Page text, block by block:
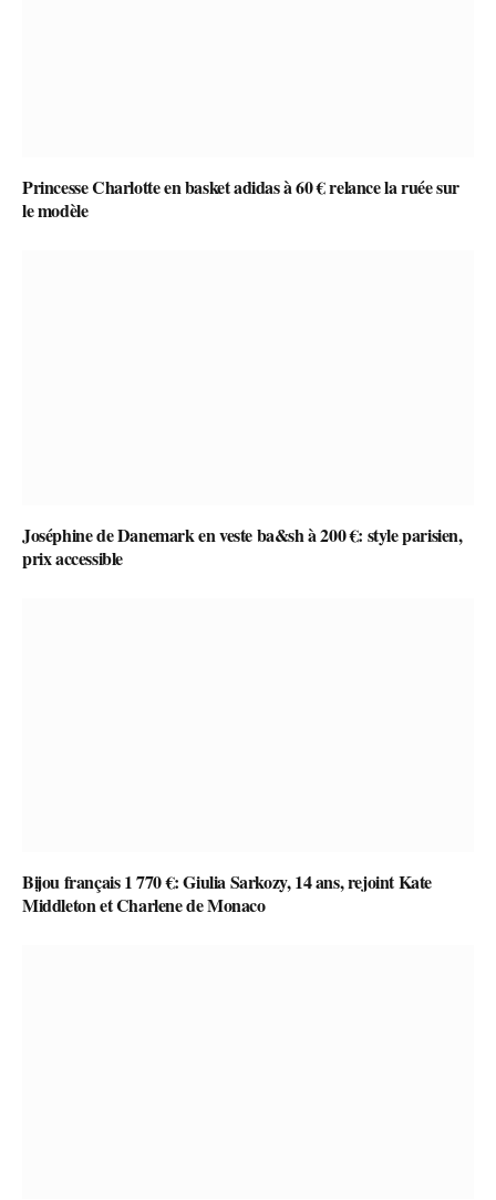
Princesse Charlotte en basket adidas à 60 € relance la ruée sur
le modèle
Joséphine de Danemark en veste ba&sh à 200 €: style parisien,
prix accessible
Bijou français 1 770 €: Giulia Sarkozy, 14 ans, rejoint Kate
Middleton et Charlene de Monaco